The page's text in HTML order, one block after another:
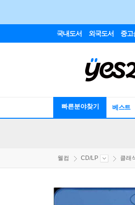
국내도서 외국도서 중고
빠른분야찾기 베스트
웰컴 CD/LP 클래